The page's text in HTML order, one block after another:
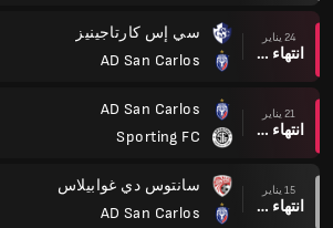
24 يناير
انتهاء وقت المباراة
سي إس كارتاجينيز
AD San Carlos
21 يناير
انتهاء وقت المباراة
AD San Carlos
Sporting FC
15 يناير
انتهاء وقت المباراة
سانتوس دي غوابيلاس
AD San Carlos